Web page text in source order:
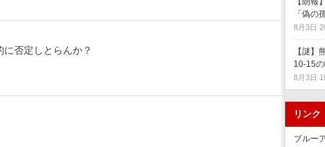
否定しとらんか？
「偽の
8月3日
【謎】
10-15
8月3日
リンク
ブルー